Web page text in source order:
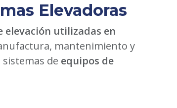
Elevadoras
utilizadas en
mantenimiento y
de equipos de